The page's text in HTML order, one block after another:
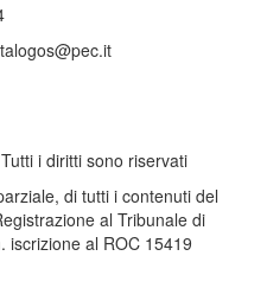
i diritti sono riservati
di tutti i contenuti del
al Tribunale di
iscrizione al ROC 15419